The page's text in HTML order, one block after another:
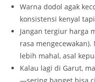
Warna dodol agak
konsistensi kenyal
Jangan tergiur harga
rasa
lebih mahal, asal
Kalau lagi di Garut,